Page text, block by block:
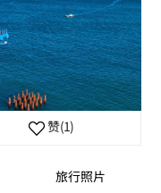
赞(1)
旅行照片